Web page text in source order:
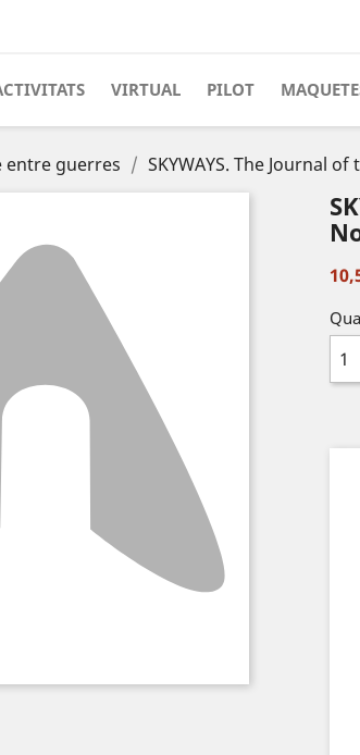
VIRTUAL PILOT
entre guerres SKYWAYS. The Journal